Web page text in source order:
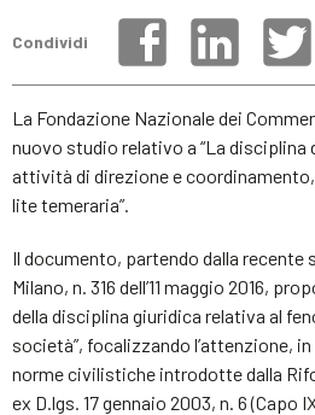
Condividi
La Fondazione Nazionale dei
nuovo studio relativo a “La disciplina
attività di direzione e
lite temeraria”.
Il documento, partendo dalla recente
Milano, n. 316 dell’11 maggio 2016,
della disciplina giuridica relativa al
società”, focalizzando l’attenzione,
norme civilistiche introdotte dalla
ex D.lgs. 17 gennaio 2003, n. 6 (Capo